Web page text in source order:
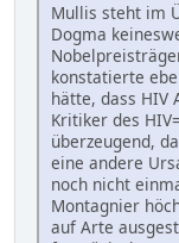
Mullis steht im
Dogma
konstatierte
hätte, dass HIV
Kritiker des
überzeugend,
eine andere
noch nicht
Montagnier
auf Arte